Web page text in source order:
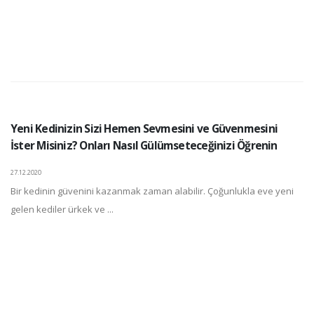
Yeni Kedinizin Sizi Hemen Sevmesini ve Güvenmesini
İster Misiniz? Onları Nasıl Gülümseteceğinizi Öğrenin
27.12.2020
Bir kedinin güvenini kazanmak zaman alabilir. Çoğunlukla eve yeni
gelen kediler ürkek ve ...